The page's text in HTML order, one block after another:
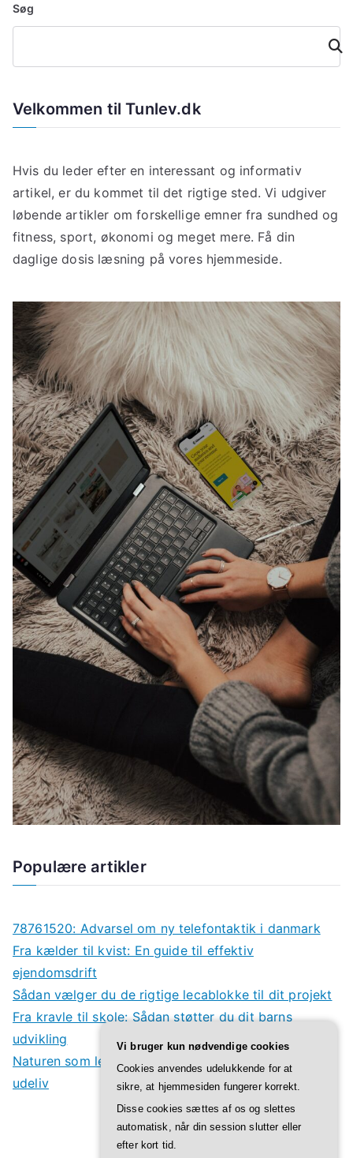
Søg
Søg
Velkommen til Tunlev.dk
Hvis du leder efter en interessant og informativ
artikel, er du kommet til det rigtige sted. Vi udgiver
løbende artikler om forskellige emner fra sundhed og
fitness, sport, økonomi og meget mere. Få din
daglige dosis læsning på vores hjemmeside.
Populære artikler
78761520: Advarsel om ny telefontaktik i danmark
Fra kælder til kvist: En guide til effektiv
ejendomsdrift
Sådan vælger du de rigtige lecablokke til dit projekt
Fra kravle til skole: Sådan støtter du dit barns
udvikling
Naturen som legeplads: Derfor har børn godt af
udeliv
Vi bruger kun nødvendige cookies
Cookies anvendes udelukkende for at
sikre, at hjemmesiden fungerer korrekt.
Disse cookies sættes af os og slettes
automatisk, når din session slutter eller
efter kort tid.